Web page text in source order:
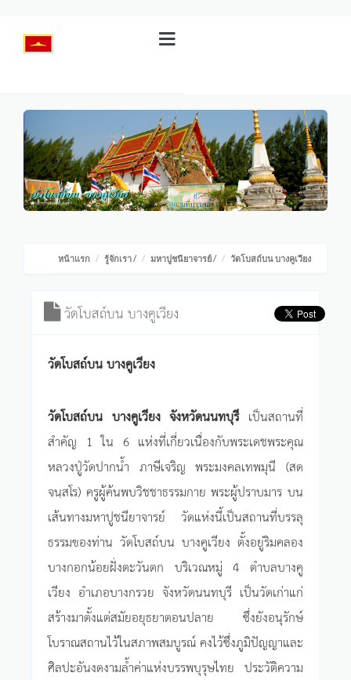
หน้าแรก รู้จักเรา/ มหาปูชนียาจารย์/ วัดโบสถ์บน บางคูเวียง
วัดโบสถ์บน บางคูเวียง
วัดโบสถ์บน บางคูเวียง
วัดโบสถ์บน บางคูเวียง จังหวัดนนทบุรีเป็นสถานที่
สำคัญ 1 ใน 6 แห่งที่เกี่ยวเนื่องกับพระเดชพระคุณ
หลวงปู่วัดปากน้ำ ภาษีเจริญ พระมงคลเทพมุนี (สด
จนฺสโร) ครูผู้ค้นพบวิชชาธรรมกาย พระผู้ปราบมาร บน
เส้นทางมหาปูชนียาจารย์ วัดแห่งนี้เป็นสถานที่บรรลุ
ธรรมของท่าน วัดโบสถ์บน บางคูเวียง ตั้งอยู่ริมคลอง
บางกอกน้อยฝั่งตะวันตก บริเวณหมู่ 4 ตำบลบางคู
เวียง อำเภอบางกรวย จังหวัดนนทบุรี เป็นวัดเก่าแก่
สร้างมาตั้งแต่สมัยอยุธยาตอนปลาย ซึ่งยังอนุรักษ์
โบราณสถานไว้ในสภาพสมบูรณ์ คงไว้ซึ่งภูมิปัญญาและ
ศิลปะอันงดงามล้ำค่าแห่งบรรพบุรุษไทย ประวัติความ